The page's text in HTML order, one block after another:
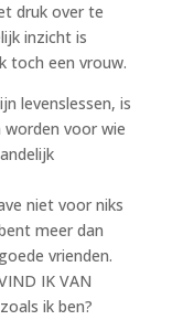
druk over te
inzicht is
toch een vrouw.
levenslessen, is
worden voor wie
niet voor niks
meer dan
vrienden.
IK VAN
ik ben?